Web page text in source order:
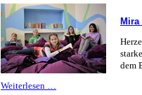
Robotik
aus
dem
Weiterlesen …